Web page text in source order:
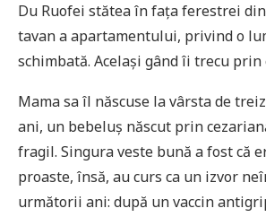
Du Ruofei stătea în fața ferestrei
tavan a apartamentului, privind o
schimbată. Același gând îi trecu prin
Mama sa îl născuse la vârsta de
ani, un bebeluș născut prin
fragil. Singura veste bună a fost că
proaste, însă, au curs ca un izvor
următorii ani: după un vaccin